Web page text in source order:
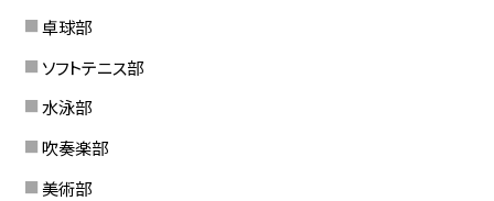
卓球部
ソフトテニス部
水泳部
吹奏楽部
美術部